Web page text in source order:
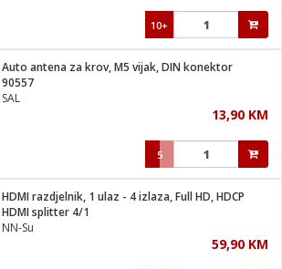
10+
Auto antena za krov, M5 vijak, DIN konektor
90557
SAL
13,90 KM
5
HDMI razdjelnik, 1 ulaz - 4 izlaza, Full HD, HDCP
HDMI splitter 4/1
NN-Su
59,90 KM